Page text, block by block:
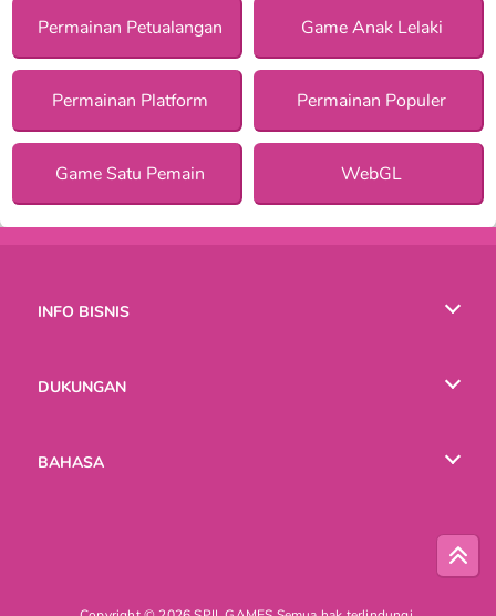
Permainan Petualangan Game Anak Lelaki
Permainan Platform Permainan Populer
Game Satu Pemain WebGL
INFO BISNIS
DUKUNGAN
BAHASA